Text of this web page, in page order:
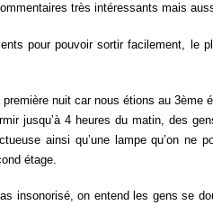
très intéressants mais
pour pouvoir sortir facilement, le
nuit car nous étions au
jusqu’à 4 heures du matin, des
ainsi qu’une lampe qu’on
étage.
insonorisé, on entend les gens se